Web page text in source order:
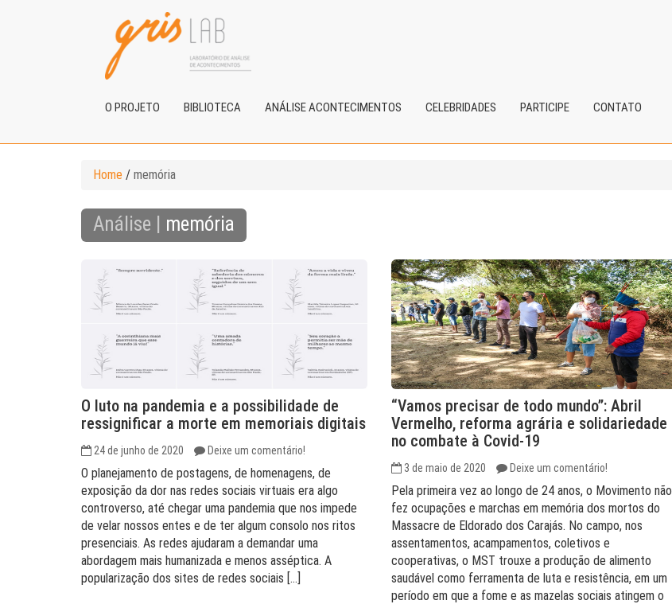
O PROJETO BIBLIOTECA ANÁLISE ACONTECIMENTOS CELEBRIDADES PARTICIPE CONTATO
Home / memória
Análise | memória
O luto na pandemia e a possibilidade de
ressignificar a morte em memoriais digitais
24 de junho de 2020 Deixe um comentário!
O planejamento de postagens, de homenagens, de
exposição da dor nas redes sociais virtuais era algo
controverso, até chegar uma pandemia que nos impede
de velar nossos entes e de ter algum consolo nos ritos
presenciais. As redes ajudaram a demandar uma
abordagem mais humanizada e menos asséptica. A
popularização dos sites de redes sociais […]
“Vamos precisar de todo mundo”: Abril
Vermelho, reforma agrária e solidariedade
no combate à Covid-19
3 de maio de 2020 Deixe um comentário!
Pela primeira vez ao longo de 24 anos, o Movimento não
fez ocupações e marchas em memória dos mortos do
Massacre de Eldorado dos Carajás. No campo, nos
assentamentos, acampamentos, coletivos e
cooperativas, o MST trouxe a produção de alimento
saudável como ferramenta de luta e resistência, em um
período em que a fome e as mazelas sociais atingem o